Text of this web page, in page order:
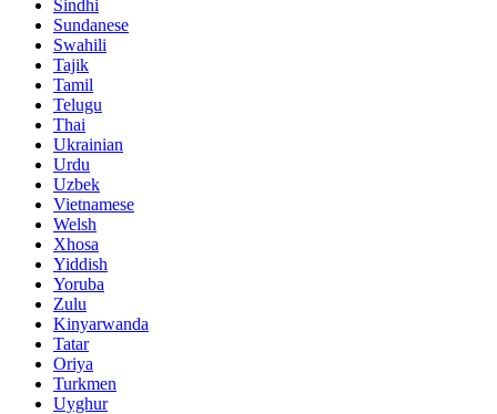
Sindhi
Sundanese
Swahili
Tajik
Tamil
Telugu
Thai
Ukrainian
Urdu
Uzbek
Vietnamese
Welsh
Xhosa
Yiddish
Yoruba
Zulu
Kinyarwanda
Tatar
Oriya
Turkmen
Uyghur